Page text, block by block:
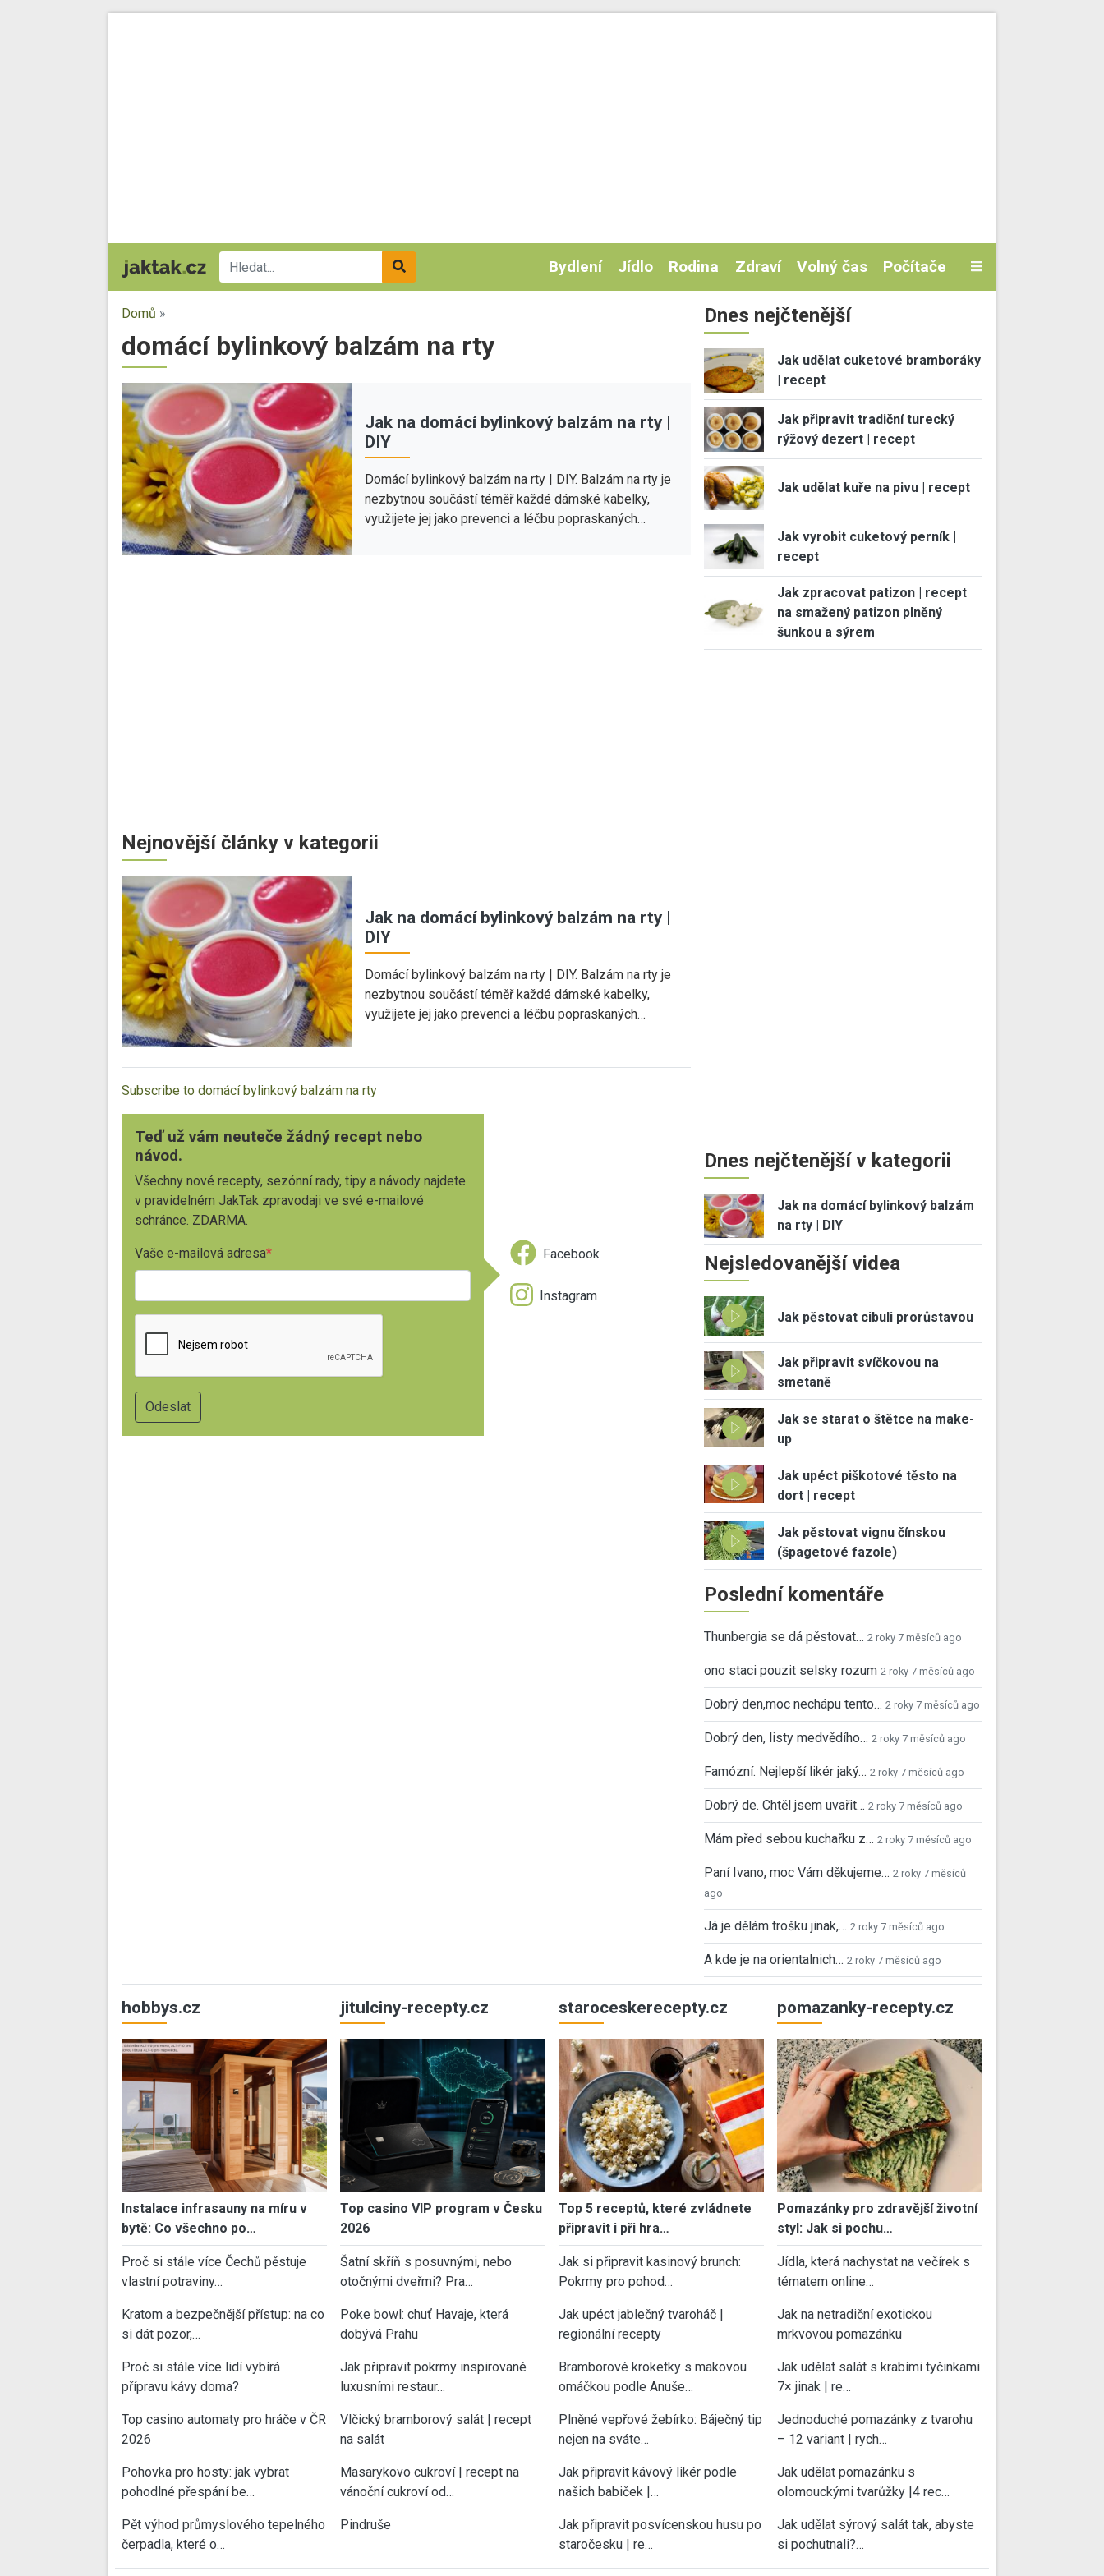
Bydlení Jídlo Rodina Zdraví Volný čas Počítače
Domů »
domácí bylinkový balzám na rty
Jak na domácí bylinkový balzám na rty |
DIY
Domácí bylinkový balzám na rty | DIY. Balzám na rty je
nezbytnou součástí téměř každé dámské kabelky,
využijete jej jako prevenci a léčbu popraskaných…
Nejnovější články v kategorii
Jak na domácí bylinkový balzám na rty |
DIY
Domácí bylinkový balzám na rty | DIY. Balzám na rty je
nezbytnou součástí téměř každé dámské kabelky,
využijete jej jako prevenci a léčbu popraskaných…
Subscribe to domácí bylinkový balzám na rty
Teď už vám neuteče žádný recept nebo
návod.
Všechny nové recepty, sezónní rady, tipy a návody najdete
v pravidelném JakTak zpravodaji ve své e-mailové
schránce. ZDARMA.
Vaše e-mailová adresa Facebook
Instagram
Dnes nejčtenější
Jak udělat cuketové bramboráky
| recept
Jak připravit tradiční turecký
rýžový dezert | recept
Jak udělat kuře na pivu | recept
Jak vyrobit cuketový perník |
recept
Jak zpracovat patizon | recept
na smažený patizon plněný
šunkou a sýrem
Dnes nejčtenější v kategorii
Jak na domácí bylinkový balzám
na rty | DIY
Nejsledovanější videa
Jak pěstovat cibuli prorůstavou
Jak připravit svíčkovou na
smetaně
Jak se starat o štětce na make-
up
Jak upéct piškotové těsto na
dort | recept
Jak pěstovat vignu čínskou
(špagetové fazole)
Poslední komentáře
Thunbergia se dá pěstovat… 2 roky 7 měsíců ago
ono staci pouzit selsky rozum 2 roky 7 měsíců ago
Dobrý den,moc nechápu tento… 2 roky 7 měsíců ago
Dobrý den, listy medvědího… 2 roky 7 měsíců ago
Famózní. Nejlepší likér jaký… 2 roky 7 měsíců ago
Dobrý de. Chtěl jsem uvařit… 2 roky 7 měsíců ago
Mám před sebou kuchařku z… 2 roky 7 měsíců ago
Paní Ivano, moc Vám děkujeme… 2 roky 7 měsíců
ago
Já je dělám trošku jinak,… 2 roky 7 měsíců ago
A kde je na orientalnich… 2 roky 7 měsíců ago
hobbys.cz
Instalace infrasauny na míru v
bytě: Co všechno po…
Proč si stále více Čechů pěstuje
vlastní potraviny…
Kratom a bezpečnější přístup: na co
si dát pozor,…
Proč si stále více lidí vybírá
přípravu kávy doma?
Top casino automaty pro hráče v ČR
2026
Pohovka pro hosty: jak vybrat
pohodlné přespání be…
Pět výhod průmyslového tepelného
čerpadla, které o…
jitulciny-recepty.cz
Top casino VIP program v Česku
2026
Šatní skříň s posuvnými, nebo
otočnými dveřmi? Pra…
Poke bowl: chuť Havaje, která
dobývá Prahu
Jak připravit pokrmy inspirované
luxusními restaur…
Vlčický bramborový salát | recept
na salát
Masarykovo cukroví | recept na
vánoční cukroví od…
Pindruše
staroceskerecepty.cz
Top 5 receptů, které zvládnete
připravit i při hra…
Jak si připravit kasinový brunch:
Pokrmy pro pohod…
Jak upéct jablečný tvaroháč |
regionální recepty
Bramborové kroketky s makovou
omáčkou podle Anuše…
Plněné vepřové žebírko: Báječný tip
nejen na sváte…
Jak připravit kávový likér podle
našich babiček |…
Jak připravit posvícenskou husu po
staročesku | re…
pomazanky-recepty.cz
Pomazánky pro zdravější životní
styl: Jak si pochu…
Jídla, která nachystat na večírek s
tématem online…
Jak na netradiční exotickou
mrkvovou pomazánku
Jak udělat salát s krabími tyčinkami
7× jinak | re…
Jednoduché pomazánky z tvarohu
– 12 variant | rych…
Jak udělat pomazánku s
olomouckými tvarůžky |4 rec…
Jak udělat sýrový salát tak, abyste
si pochutnali?…